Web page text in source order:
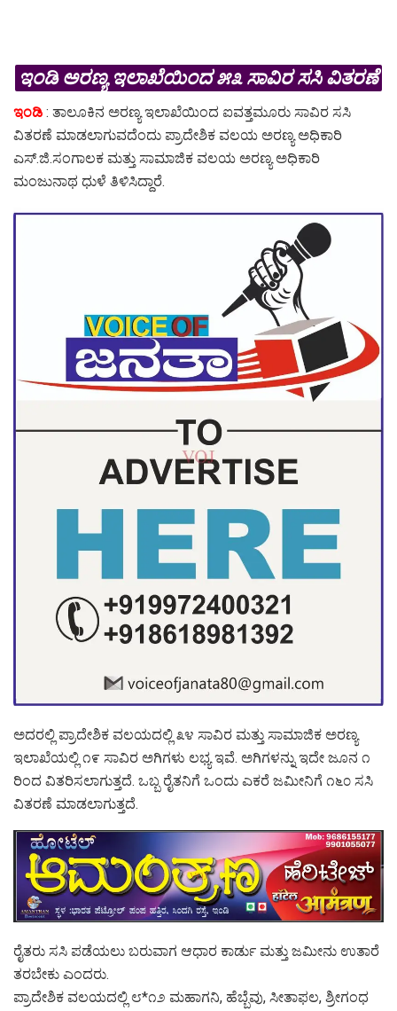
ಇಂಡಿ ಅರಣ್ಯ ಇಲಾಖೆಯಿಂದ ೫೩ ಸಾವಿರ ಸಸಿ ವಿತರಣೆ
ಇಂಡಿ : ತಾಲೂಕಿನ ಅರಣ್ಯ ಇಲಾಖೆಯಿಂದ ಐವತ್ತಮೂರು ಸಾವಿರ ಸಸಿ
ವಿತರಣೆ ಮಾಡಲಾಗುವದೆಂದು ಪ್ರಾದೇಶಿಕ ವಲಯ ಅರಣ್ಯ ಅಧಿಕಾರಿ
ಎಸ್.ಜಿ.ಸಂಗಾಲಕ ಮತ್ತು ಸಾಮಾಜಿಕ ವಲಯ ಅರಣ್ಯ ಅಧಿಕಾರಿ
ಮಂಜುನಾಥ ಧುಳೆ ತಿಳಿಸಿದ್ದಾರೆ.
ಅದರಲ್ಲಿ ಪ್ರಾದೇಶಿಕ ವಲಯದಲ್ಲಿ ೩೪ ಸಾವಿರ ಮತ್ತು ಸಾಮಾಜಿಕ ಅರಣ್ಯ
ಇಲಾಖೆಯಲ್ಲಿ ೧೯ ಸಾವಿರ ಅಗಿಗಳು ಲಭ್ಯ ಇವೆ. ಅಗಿಗಳನ್ನು ಇದೇ ಜೂನ ೧
ರಿಂದ ವಿತರಿಸಲಾಗುತ್ತದೆ. ಒಬ್ಬ ರೈತನಿಗೆ ಒಂದು ಎಕರೆ ಜಮೀನಿಗೆ ೧೬೦ ಸಸಿ
ವಿತರಣೆ ಮಾಡಲಾಗುತ್ತದೆ.
ರೈತರು ಸಸಿ ಪಡೆಯಲು ಬರುವಾಗ ಆಧಾರ ಕಾರ್ಡು ಮತ್ತು ಜಮೀನು ಉತಾರೆ
ತರಬೇಕು ಎಂದರು.
ಪ್ರಾದೇಶಿಕ ವಲಯದಲ್ಲಿ ೮*೧೨ ಮಹಾಗನಿ, ಹೆಬ್ಬೆವು, ಸೀತಾಫಲ, ಶ್ರೀಗಂಧ